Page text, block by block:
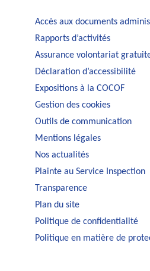
Accès aux documents
Rapports d’activités
Assurance volontariat
Déclaration d’accessibilité
Expositions à la COCOF
Gestion des cookies
Outils de communication
Mentions légales
Nos actualités
Plainte au Service Inspection
Transparence
Plan du site
Politique de confidentialité
Politique en matière de